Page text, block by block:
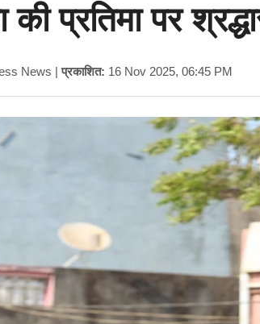
की प्रतिमा पर
News |प्रकाशित: 16 Nov 2025, 06:45 PM